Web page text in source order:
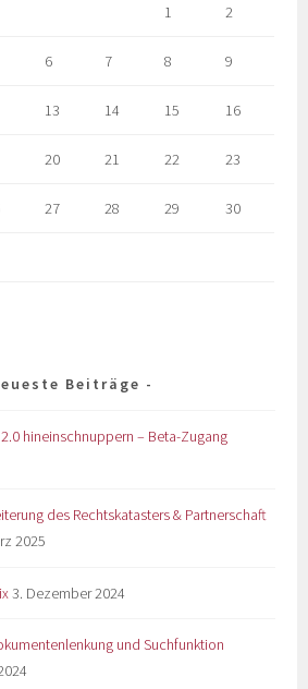
1 2
6 7 8 9
13 14 15 16
20 21 22 23
27 28 29 30
Beiträge
hineinschnuppern – Beta-Zugang
des Rechtskatasters & Partnerschaft
2025
3. Dezember 2024
und Suchfunktion